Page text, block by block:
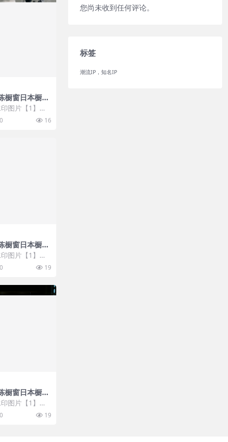
橱窗日本橱窗
图片【1】张
览 开通VIP会
0 16
橱窗日本橱窗
图片【1】张
览 开通VIP会
0 19
橱窗日本橱窗
图片【1】张
览 开通VIP会
0 19
您尚未收到任何评论。
标签
潮流IP，知名IP